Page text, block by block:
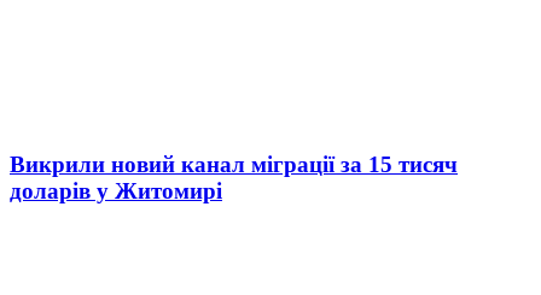
Викрили новий канал міграції за 15 тисяч
доларів у Житомирі